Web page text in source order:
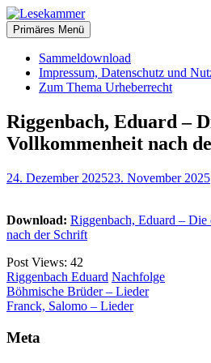
Zum
Inhalt
springen
Lesekammer
christliche Bücher zum kostenlosen
Primäres Menü
Sammeldownload
Impressum, Datenschutz und
Zum Thema Urheberrecht
Riggenbach, Eduard –
Vollkommenheit nach
24. Dezember 202523. November 2025
Download: Riggenbach, Eduard –
nach der Schrift
Post Views: 42
Riggenbach Eduard Nachfolge
Beitragsnavigation
Böhmische Brüder – Lieder
Franck, Salomo – Lieder
Meta